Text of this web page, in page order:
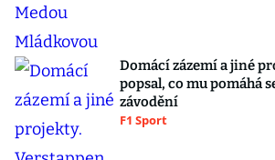
Domácí zázemí a jiné
popsal, co mu pomáhá
závodění
F1 Sport